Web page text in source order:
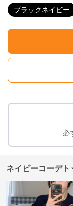
ブラックネイビー
必
ネイビーコーデト